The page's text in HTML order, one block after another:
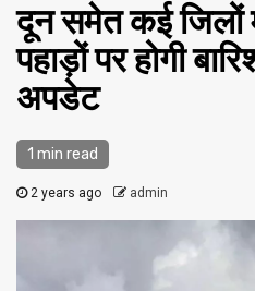
दून समेत कई ज‍िलों
पहाड़ों पर होगी
अपडेट
1 min read
2 years ago admin